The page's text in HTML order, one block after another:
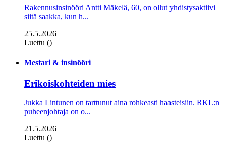
Rakennusinsinööri Antti Mäkelä, 60, on ollut yhdistysaktiivi
siitä saakka, kun h...
25.5.2026
Luettu ()
Mestari & insinööri
Erikoiskohteiden mies
Jukka Lintunen on tarttunut aina rohkeasti haasteisiin. RKL:n
puheenjohtaja on o...
21.5.2026
Luettu ()